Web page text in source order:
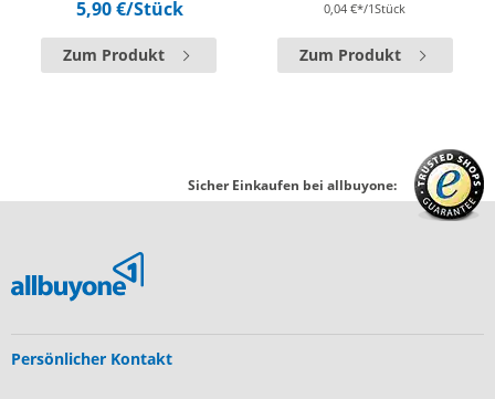
5,90 €/Stück
Zum Produkt
0,04 €*/1Stück
Zum Produkt
Sicher Einkaufen bei allbuyone:
Persönlicher Kontakt